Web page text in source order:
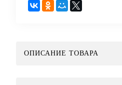
ОПИСАНИЕ ТОВАРА